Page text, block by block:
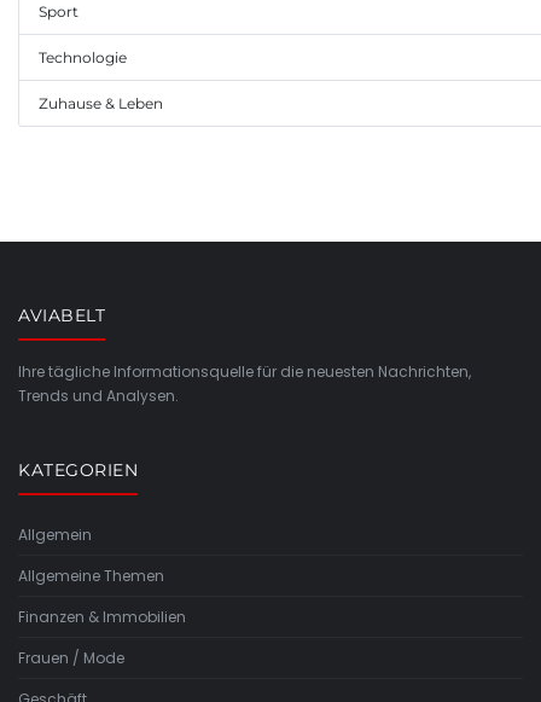
Sport
Technologie
Zuhause & Leben
AVIABELT
Ihre tägliche Informationsquelle für die neuesten Nachrichten,
Trends und Analysen.
KATEGORIEN
Allgemein
Allgemeine Themen
Finanzen & Immobilien
Frauen / Mode